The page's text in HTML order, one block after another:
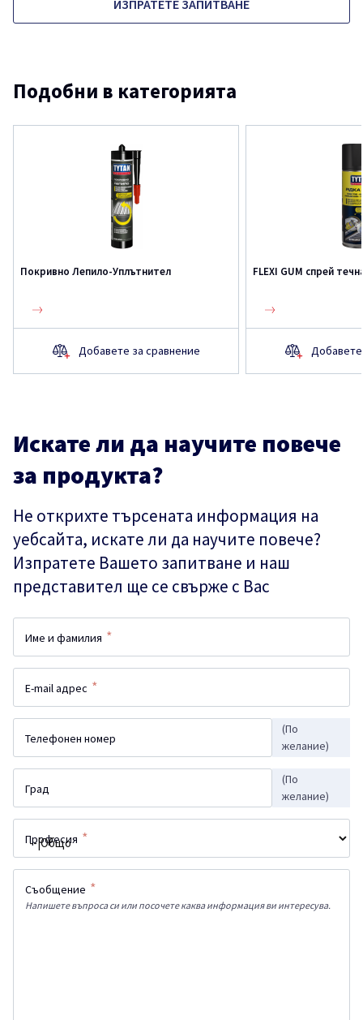
ИЗПРАТЕТЕ ЗАПИТВАНЕ
Подобни в категорията
Покривно Лепило-Уплътнител
Добавете за сравнение
FLEXI GUM спрей
Добавете
Искате ли да научите повече
за продукта?
Не открихте търсената информация на
уебсайта, искате ли да научите повече?
Изпратете Вашето запитване и наш
представител ще се свърже с Вас
Име и фамилия *
E-mail адрес *
Телефонен номер
(По
желание)
Град
(По
желание)
Професия *
Съобщение *
Напишете въпроса си или посочете каква информация ви интересува.